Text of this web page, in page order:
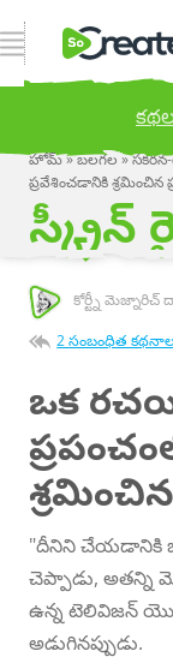
నావిగేషన్ ఓపెన్
Publish your
హోమ్»బలగల»
ప్రవేశించడానికి
స్క్రీన్
కోర్ట్నీ మెజ్నారిచ్
2 సంబంధిత
ఒక
"దీనిని చేయడానికి
చెప్పాడు, అతన్ని
ఉన్న టెలివిజన్
అడుగినప్పుడు.